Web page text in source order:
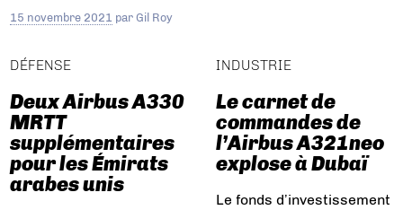
15 novembre 2021 parGil Roy
DÉFENSE
Deux Airbus A330
MRTT
supplémentaires
pour les Émirats
arabes unis
INDUSTRIE
Le carnet de
commandes de
l’Airbus A321neo
explose à Dubaï
Le fonds d’investissement